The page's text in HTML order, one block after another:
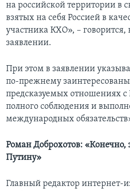
на российской территории в
взятых на себя Россией в
участника КХО», – говорится,
заявлении.
При этом в заявлении
по-прежнему
предсказуемых отношениях с
полного соблюдения и
международных
Роман Доброхотов: «Конечно,
Путину»
Главный редактор интернет-